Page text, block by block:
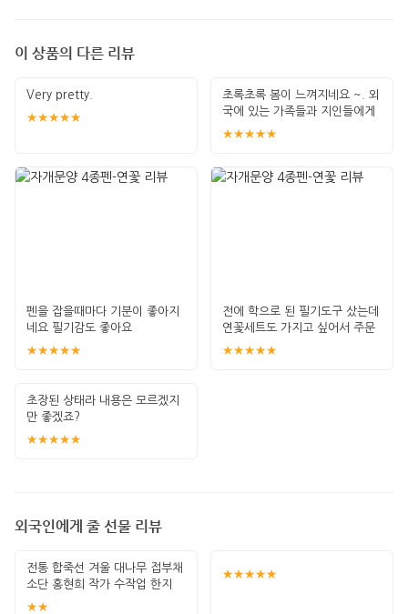
이 상품의 다른 리뷰
Very pretty.
★★★★★
초록초록 봄이 느껴지네요 ~. 외
국에 있는 가족들과 지인들에게
나눠주고
★★★★★
펜을 잡을때마다 기분이 좋아지
네요 필기감도 좋아요
★★★★★
전에 학으로 된 필기도구 샀는데
연꽃세트도 가지고 싶어서 주문
했어요 꺼내
★★★★★
초장된 상태라 내용은 모르겠지
만 좋겠죠?
★★★★★
외국인에게 줄 선물 리뷰
전통 합죽선 겨울 대나무 접부채
소단 홍현희 작가 수작업 한지
그림 고급
★★
★★★★★